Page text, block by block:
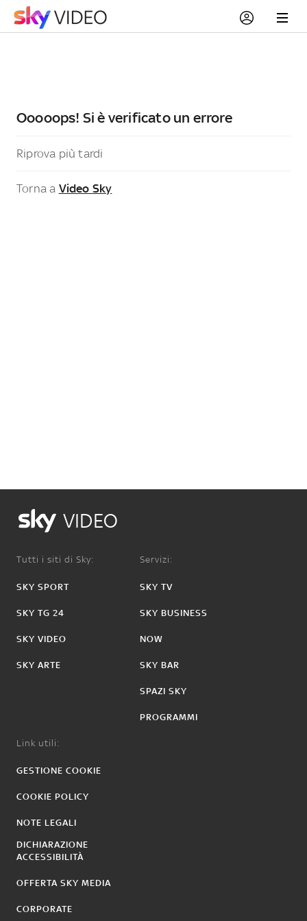
Ooooops! Si è verificato un errore
Riprova più tardi
Torna a Video Sky
VIDEO
Tutti i siti di Sky:
SKY SPORT
SKY TG 24
SKY VIDEO
SKY ARTE
Servizi:
SKY TV
SKY BUSINESS
NOW
SKY BAR
SPAZI SKY
PROGRAMMI
Link utili:
GESTIONE COOKIE
COOKIE POLICY
NOTE LEGALI
DICHIARAZIONE
ACCESSIBILITÀ
OFFERTA SKY MEDIA
CORPORATE